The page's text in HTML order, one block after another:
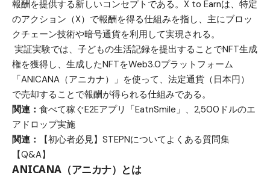
報酬を提供する新しいコンセプトである。X to Earnは、特定
のアクション（X）で報酬を得る仕組みを指し、主にブロッ
クチェーン技術や暗号通貨を利用して実現される。
実証実験では、子どもの生活記録を提出することでNFT生成
権を獲得し、生成したNFTをWeb3.0プラットフォーム
「ANICANA（アニカナ）」を使って、法定通貨（日本円）
で売却することで報酬が得られる仕組みである。
関連： 食べて稼ぐE2Eアプリ「EatnSmile」、2,500ドルのエ
アドロップ実施
関連：
【初心者必見】STEPNについてよくある質問集
【Q&A】
ANICANA（アニカナ）とは